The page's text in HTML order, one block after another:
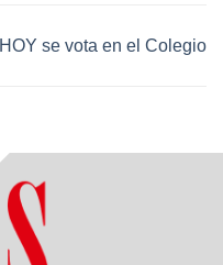
HOY se vota en el Colegio